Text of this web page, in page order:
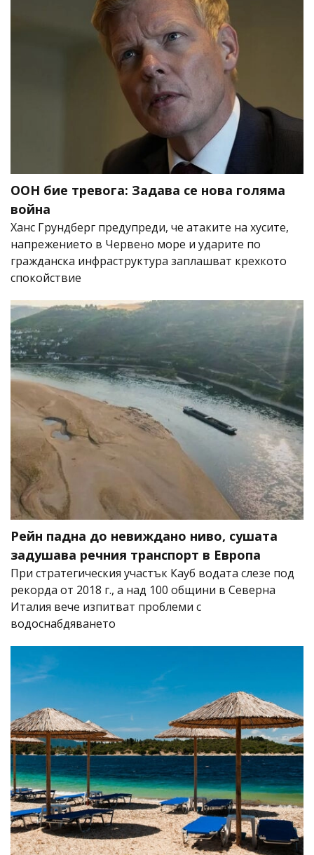
ООН бие тревога: Задава се нова голяма
война
Ханс Грундберг предупреди, че атаките на хусите,
напрежението в Червено море и ударите по
гражданска инфраструктура заплашват крехкото
спокойствие
Рейн падна до невиждано ниво, сушата
задушава речния транспорт в Европа
При стратегическия участък Кауб водата слезе под
рекорда от 2018 г., а над 100 общини в Северна
Италия вече изпитват проблеми с
водоснабдяването